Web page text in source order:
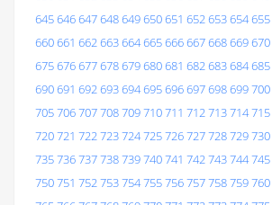
645646647648649650651 652653654655
660661 662663664665666667668669670
675676677678679680681 682683684685
690691 692693694695696697698699700
705706707708709710711 712713714715
720721 722723724725726727728729730
735736737738739740741 742743744745
750751 752753754755756757758759760